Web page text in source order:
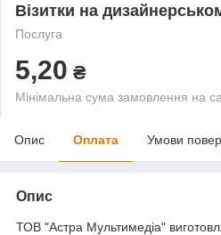
Візитки на
Послуга
5,20 ₴
Мінімальна сума замовлення на
Опис Оплата Умови
Опис
ТОВ "Астра Мультимедіа"